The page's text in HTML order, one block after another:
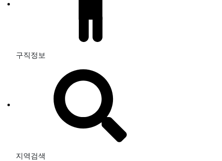
구직정보
지역검색